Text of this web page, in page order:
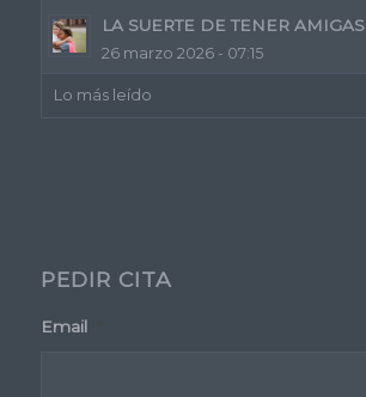
LA SUERTE DE TENER AMIGAS
26 marzo 2026 - 07:15
Lo más leído
PEDIR CITA
Email